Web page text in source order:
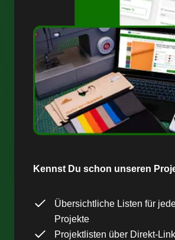
Kennst Du schon unseren
Übersichtliche Listen für
Projekte
Projektlisten über Direkt-